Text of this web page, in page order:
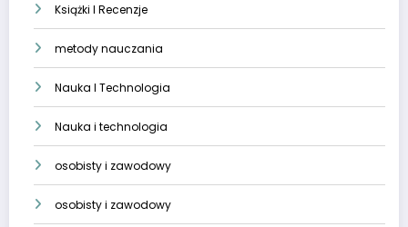
Książki I Recenzje
metody nauczania
Nauka I Technologia
Nauka i technologia
osobisty i zawodowy
osobisty i zawodowy